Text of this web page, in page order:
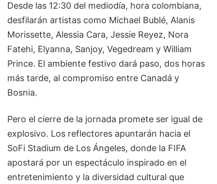
Desde las 12:30 del mediodía, hora colombiana,
desfilarán artistas como Michael Bublé, Alanis
Morissette, Alessia Cara, Jessie Reyez, Nora
Fatehi, Elyanna, Sanjoy, Vegedream y William
Prince. El ambiente festivo dará paso, dos horas
más tarde, al compromiso entre Canadá y
Bosnia.
Pero el cierre de la jornada promete ser igual de
explosivo. Los reflectores apuntarán hacia el
SoFi Stadium de Los Ángeles, donde la FIFA
apostará por un espectáculo inspirado en el
entretenimiento y la diversidad cultural que